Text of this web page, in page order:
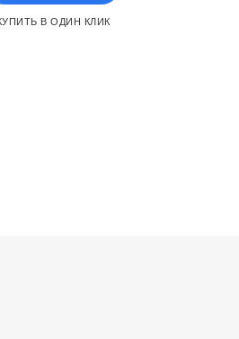
В ОДИН КЛИК